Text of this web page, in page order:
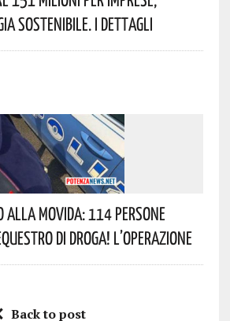
Sostenibile. I Dettagli
Alla Movida: 114 Persone
Di Droga! L’operazione
Back to post